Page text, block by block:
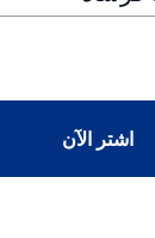
اشتر الآن